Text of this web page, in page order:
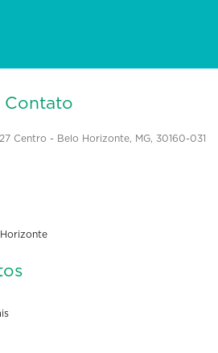
Contato
Centro - Belo Horizonte, MG, 30160-031